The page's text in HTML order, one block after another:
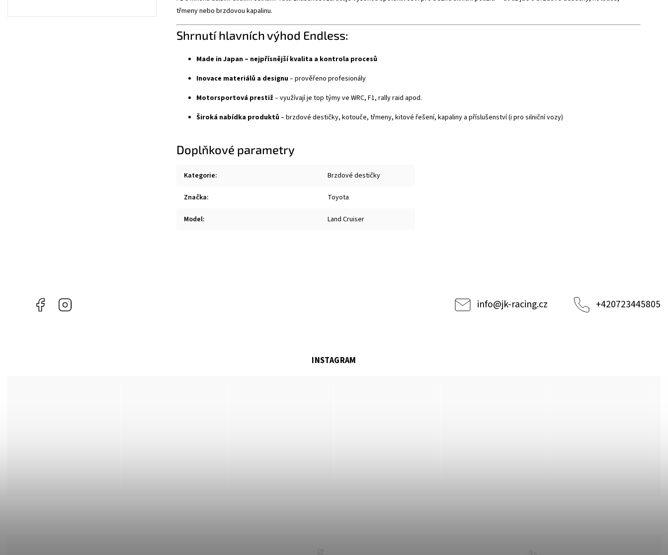
třmeny nebo brzdovou kapalinu.
Shrnutí hlavních výhod Endless:
Made in Japan – nejpřísnější kvalita a kontrola procesů
Inovace materiálů a designu– prověřeno profesionály
Motorsportová prestiž – využívají je top týmy ve WRC, F1, rally raid apod.
Široká nabídka produktů– brzdové destičky, kotouče, třmeny, kitové řešení, kapaliny a příslušenství (i pro silniční vozy)
Doplňkové parametry
Kategorie: Brzdové destičky
Značka: Toyota
Model: Land Cruiser
Facebook info@jk-racing.cz +420723445805
INSTAGRAM